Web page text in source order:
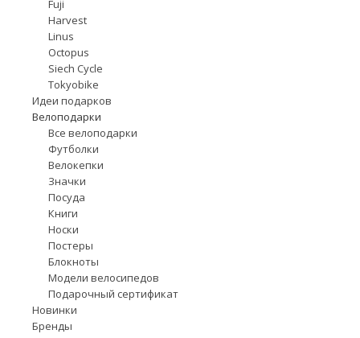
Fuji
Harvest
Linus
Octopus
Siech Cycle
Tokyobike
Идеи подарков
Велоподарки
Все велоподарки
Футболки
Велокепки
Значки
Посуда
Книги
Носки
Постеры
Блокноты
Модели велосипедов
Подарочный сертификат
Новинки
Бренды